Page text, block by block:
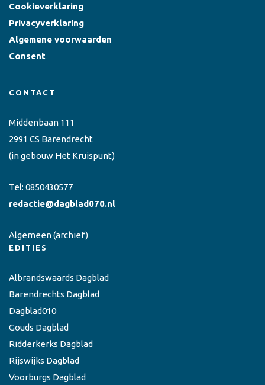
Cookieverklaring
Privacyverklaring
Algemene voorwaarden
Consent
CONTACT
Middenbaan 111
2991 CS Barendrecht
(in gebouw Het Kruispunt)
Tel: 0850430577
redactie@dagblad070.nl
Algemeen(archief)
EDITIES
Albrandswaards Dagblad
Barendrechts Dagblad
Dagblad010
Gouds Dagblad
Ridderkerks Dagblad
Rijswijks Dagblad
Voorburgs Dagblad